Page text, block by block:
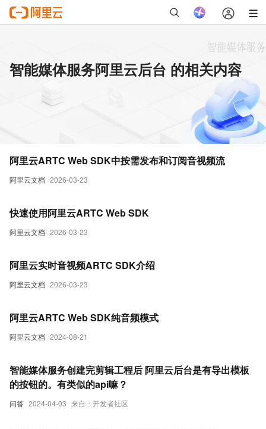
智能媒体服务阿里云后台 的相关内容
阿里云文档 2026-03-23
阿里云ARTC Web SDK中按需发布和订阅音视频流
阿里云文档 2026-03-23
快速使用阿里云ARTC Web SDK
阿里云文档 2026-03-23
阿里云实时音视频ARTC SDK介绍
阿里云文档 2024-08-21
阿里云ARTC Web SDK纯音频模式
问答 2024-04-03 来自：开发者社区
智能媒体服务创建完剪辑工程后 阿里云后台是有导出模板
的按钮的。有类似的api嘛？